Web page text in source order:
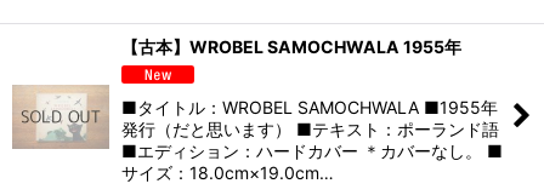
【古本】WROBEL SAMOCHWALA 1955年
■タイトル：WROBEL SAMOCHWALA ■1955年
発行（だと思います） ■テキスト：ポーランド語
■エディション：ハードカバー ＊カバーなし。 ■
サイズ：18.0cm×19.0cm…